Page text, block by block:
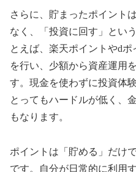
さらに、貯まったポイント
なく、「投資に回す」とい
とえば、楽天ポイントやd
を行い、少額から資産運用
す。現金を使わずに投資体
とってもハードルが低く、
もなります。
ポイントは「貯める」だけ
です。自分が日常的に利用